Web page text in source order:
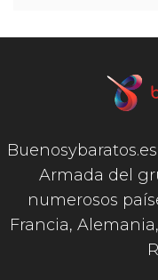
Armada del
numerosos
Francia,